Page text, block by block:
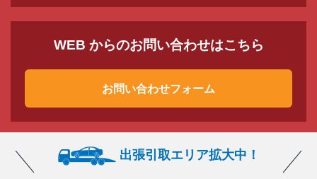
WEB からのお問い合わせはこちら
お問い合わせフォーム
出張引取エリア拡大中！